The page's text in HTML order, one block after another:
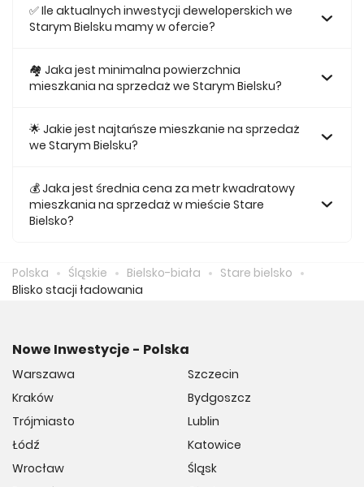
we Starym Bielsku.
✅ Ile aktualnych inwestycji deweloperskich we
Starym Bielsku mamy w ofercie?
we Starym Bielsku.
🏘 Jaka jest minimalna powierzchnia
mieszkania na sprzedaż we Starym Bielsku?
Bielsku jest 56,42.
🌟 Jakie jest najtańsze mieszkanie na sprzedaż
we Starym Bielsku?
naszej ofercie kosztuje 643 147 zł.
💰 Jaka jest średnia cena za metr kwadratowy
mieszkania na sprzedaż w mieście Stare
Bielsko?
Polska Śląskie Bielsko-biała
Stare bielsko
Blisko stacji ładowania
Nowe Inwestycje - Polska
Warszawa
Kraków
Trójmiasto
Łódź
Wrocław
Szczecin
Bydgoszcz
Lublin
Katowice
Śląsk